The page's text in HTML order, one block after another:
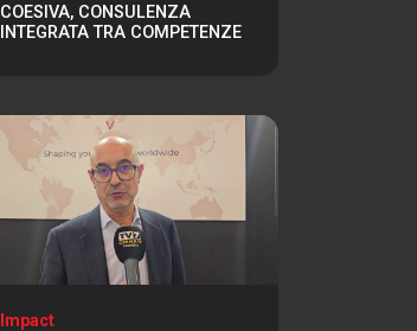
COESIVA, CONSULENZA
INTEGRATA TRA COMPETENZE
Impact